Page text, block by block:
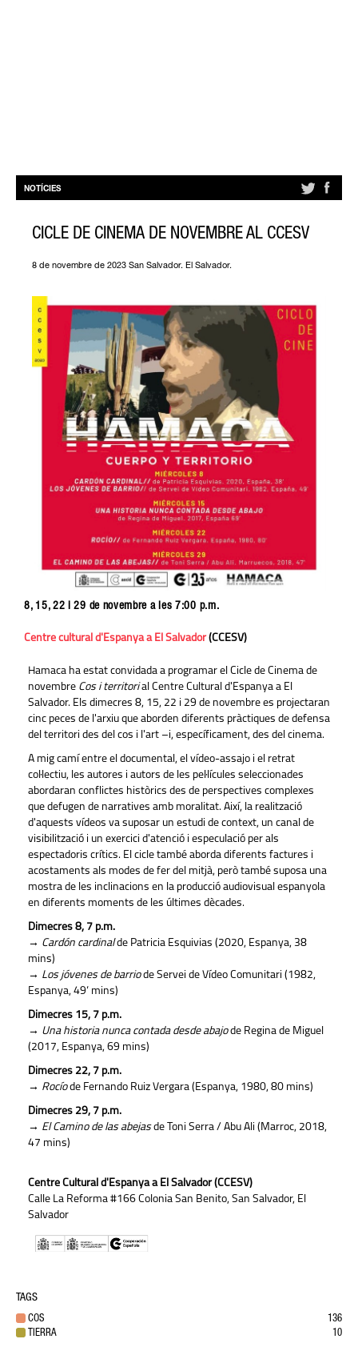
NOTÍCIES
CICLE DE CINEMA DE NOVEMBRE AL CCESV
8 de novembre de 2023 San Salvador. El Salvador.
8, 15, 22 i 29 de novembre a les 7:00 p.m.
Centre cultural d'Espanya a El Salvador(CCESV)
Hamaca ha estat convidada a programar el Cicle de Cinema de
novembre Cos i territorial Centre Cultural d'Espanya a El
Salvador. Els dimecres 8, 15, 22 i 29 de novembre es projectaran
cinc peces de l'arxiu que aborden diferents pràctiques de defensa
del territori des del cos i l'art –i, específicament, des del cinema.
A mig camí entre el documental, el vídeo-assajo i el retrat
col·lectiu, les autores i autors de les pel·lícules seleccionades
abordaran conflictes històrics des de perspectives complexes
que defugen de narratives amb moralitat. Així, la realització
d'aquests vídeos va suposar un estudi de context, un canal de
visibilització i un exercici d'atenció i especulació per als
espectadoris crítics. El cicle també aborda diferents factures i
acostaments als modes de fer del mitjà, però també suposa una
mostra de les inclinacions en la producció audiovisual espanyola
en diferents moments de les últimes dècades.
Dimecres 8, 7 p.m.
→ Cardón cardinalde Patricia Esquivias (2020, Espanya, 38
mins)
→ Los jóvenes de barriode Servei de Vídeo Comunitari (1982,
Espanya, 49‘ mins)
Dimecres 15, 7 p.m.
→ Una historia nunca contada desde abajode Regina de Miguel
(2017, Espanya, 69 mins)
Dimecres 22, 7 p.m.
→ Rocíode Fernando Ruiz Vergara (Espanya, 1980, 80 mins)
Dimecres 29, 7 p.m.
→ El Camino de las abejasde Toni Serra / Abu Ali (Marroc, 2018,
47 mins)
Centre Cultural d'Espanya a El Salvador (CCESV)
Calle La Reforma #166 Colonia San Benito, San Salvador, El
Salvador
TAGS
COS
136
TIERRA
10